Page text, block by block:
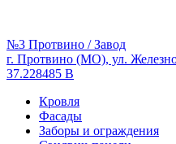
№3 Протвино / Завод
г. Протвино (МО), ул.
37.228485 В
Кровля
Фасады
Заборы и ограждения